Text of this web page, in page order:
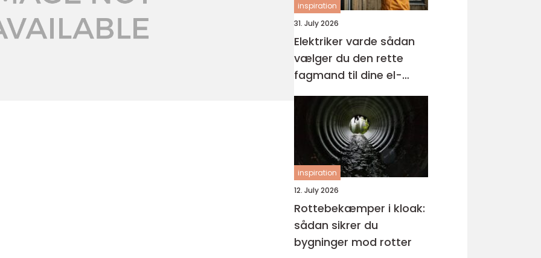
inspiration
31. July 2026
Elektriker varde sådan
vælger du den rette
fagmand til dine el-
opgaver
inspiration
12. July 2026
Rottebekæmper i kloak:
sådan sikrer du
bygninger mod rotter